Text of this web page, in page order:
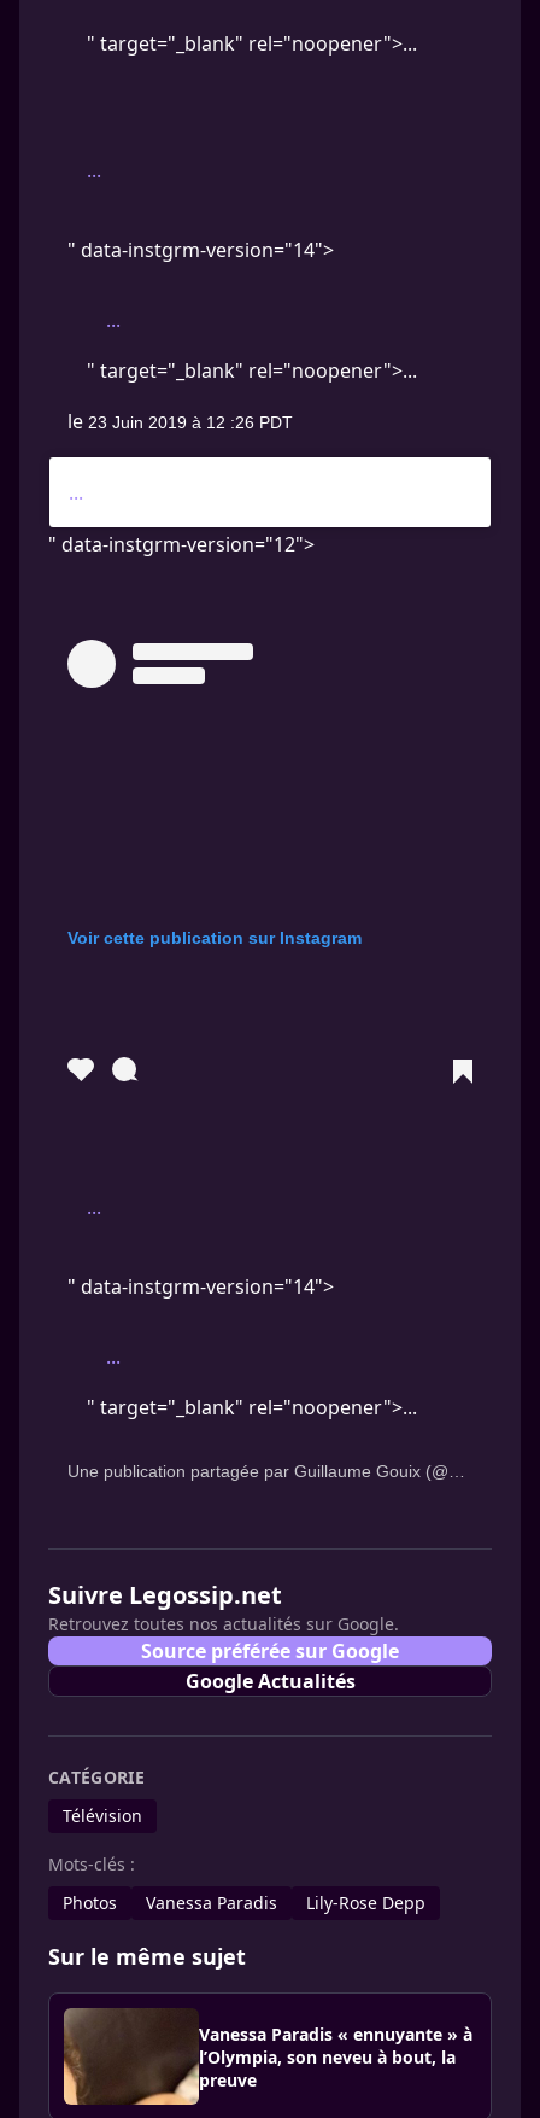
" target="_blank" rel="noopener">...
...
" data-instgrm-version="14">
...
" target="_blank" rel="noopener">...
le 23 Juin 2019 à 12 :26 PDT
...
" data-instgrm-version="12">
Voir cette publication sur Instagram
...
" data-instgrm-version="14">
...
" target="_blank" rel="noopener">...
Une publication partagée par Guillaume Gouix (@guillaumegouix) le
Suivre Legossip.net
Retrouvez toutes nos actualités sur Google.
Source préférée sur Google
Google Actualités
CATÉGORIE
Télévision
Mots-clés :
Photos
Vanessa Paradis Lily-Rose Depp
Sur le même sujet
Vanessa Paradis « ennuyante » à
l’Olympia, son neveu à bout, la
preuve